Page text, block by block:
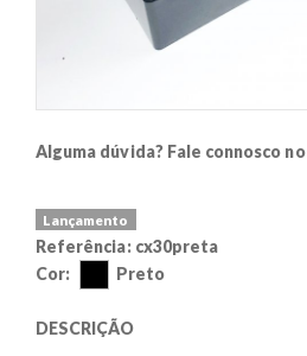
Alguma dúvida? Fale connosco no
Lançamento
Referência:cx30preta
Cor:
Preto
DESCRIÇÃO